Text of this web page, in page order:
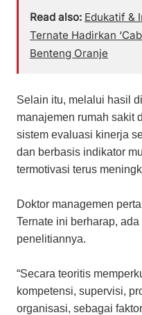
Read also: Edukatif &
Ternate Hadirkan
Benteng Oranje
Selain itu, melalui hasil
manajemen rumah sakit
sistem evaluasi kinerja
dan berbasis indikator
termotivasi terus
Doktor managemen
Ternate ini berharap,
penelitiannya.
“Secara teoritis
kompetensi, supervisi,
organisasi, sebagai